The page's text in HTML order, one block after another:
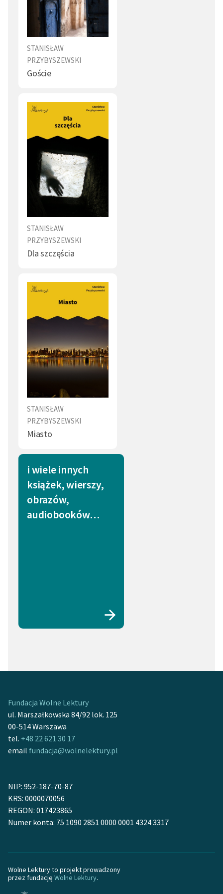
STANISŁAW
PRZYBYSZEWSKI
Goście
STANISŁAW
PRZYBYSZEWSKI
Dla szczęścia
STANISŁAW
PRZYBYSZEWSKI
Miasto
i wiele innych
książek, wierszy,
obrazów,
audiobooków…
Fundacja Wolne Lektury
ul. Marszałkowska 84/92 lok. 125
00-514 Warszawa
tel. +48 22 621 30 17
email fundacja@wolnelektury.pl
NIP: 952-187-70-87
KRS: 0000070056
REGON: 017423865
Numer konta: 75 1090 2851 0000 0001 4324 3317
Wolne Lektury to projekt prowadzony
przez fundację Wolne Lektury.